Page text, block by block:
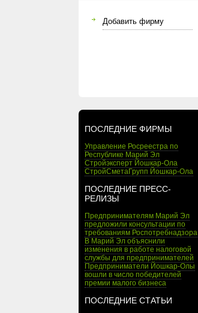
Добавить фирму
ПОСЛЕДНИЕ ФИРМЫ
Управление Росреестра по
Республике Марий Эл
Стройэксперт Йошкар-Ола
СтройСметаГрупп Йошкар-Ола
ПОСЛЕДНИЕ ПРЕСС-
РЕЛИЗЫ
Предпринимателям Марий Эл
предложили консультации по
требованиям Роспотребнадзора
В Марий Эл объяснили
изменения в работе налоговой
службы для предпринимателей
Предприниматели Йошкар-Олы
вошли в число победителей
премии малого бизнеса
ПОСЛЕДНИЕ СТАТЬИ